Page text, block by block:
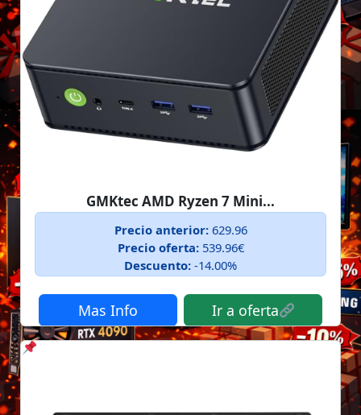
GMKtec AMD Ryzen 7 Mini...
Precio anterior:629.96
Precio oferta:539.96€
Descuento: -14.00%
Mas Info Ir a oferta